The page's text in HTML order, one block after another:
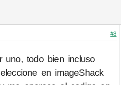
#8
uno, todo bien incluso
en imageShack